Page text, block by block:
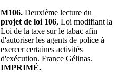
M106. Deuxième lecture du
projet de loi 106, Loi modifiant la
Loi de la taxe sur le tabac afin
d'autoriser les agents de police à
exercer certaines activités
d'exécution. France Gélinas.
IMPRIMÉ.